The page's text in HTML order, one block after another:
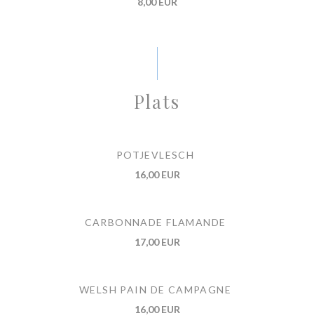
Plats
POTJEVLESCH
16,00 EUR
CARBONNADE FLAMANDE
17,00 EUR
WELSH PAIN DE CAMPAGNE
16,00 EUR